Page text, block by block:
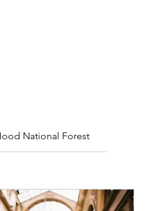
National Forest